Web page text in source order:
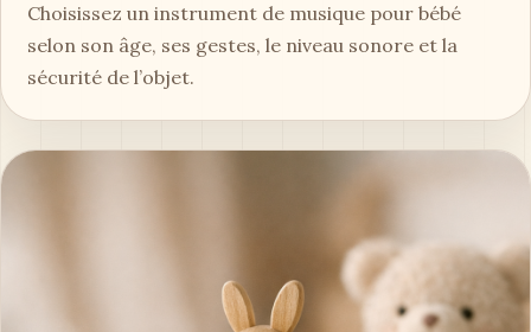
Choisissez un instrument de musique pour bébé
selon son âge, ses gestes, le niveau sonore et la
sécurité de l’objet.